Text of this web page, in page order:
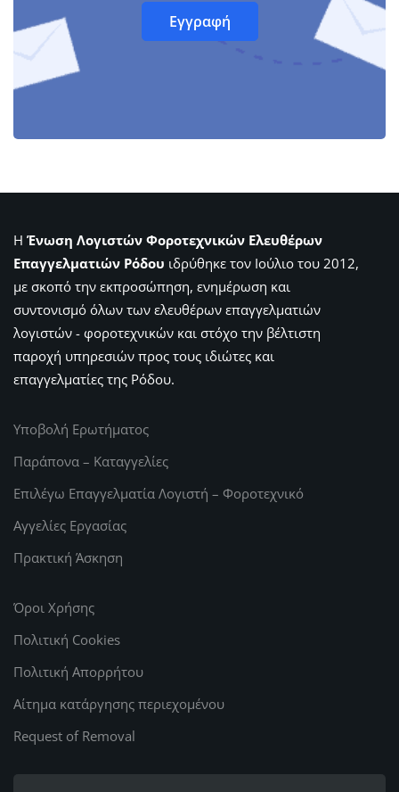
Η Ένωση Λογιστών Φοροτεχνικών Ελευθέρων
Επαγγελματιών Ρόδου ιδρύθηκε τον Ιούλιο του 2012,
με σκοπό την εκπροσώπηση, ενημέρωση και
συντονισμό όλων των ελευθέρων επαγγελματιών
λογιστών - φοροτεχνικών και στόχο την βέλτιστη
παροχή υπηρεσιών προς τους ιδιώτες και
επαγγελματίες της Ρόδου.
Υποβολή Ερωτήματος
Παράπονα – Καταγγελίες
Επιλέγω Επαγγελματία Λογιστή – Φοροτεχνικό
Αγγελίες Εργασίας
Πρακτική Άσκηση
Όροι Χρήσης
Πολιτική Cookies
Πολιτική Απορρήτου
Αίτημα κατάργησης περιεχομένου
Request of Removal